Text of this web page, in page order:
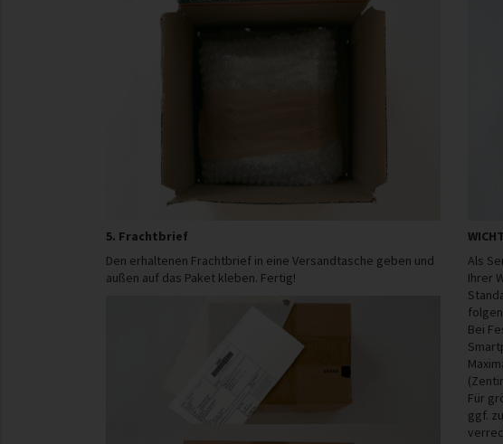
5. Frachtbrief
Den erhaltenen Frachtbrief in eine Versandtasche geben und
außen auf das Paket kleben. Fertig!
Als
Ihrer
Bei
Für
ggf.